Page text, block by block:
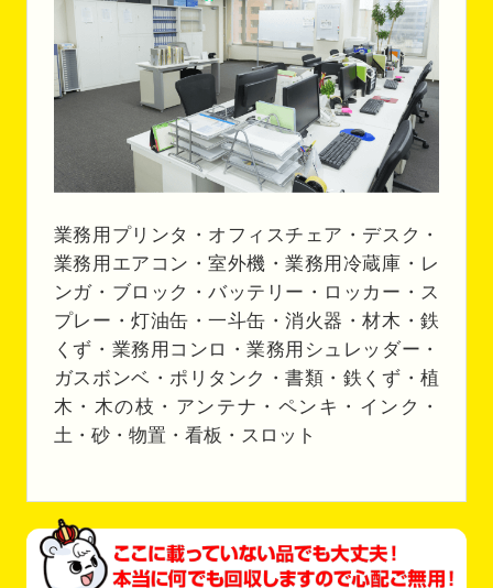
業務用プリンタ・オフィスチェア・デスク・
業務用エアコン・室外機・業務用冷蔵庫・レ
ンガ・ブロック・バッテリー・ロッカー・ス
プレー・灯油缶・一斗缶・消火器・材木・鉄
くず・業務用コンロ・業務用シュレッダー・
ガスボンベ・ポリタンク・書類・鉄くず・植
木・木の枝・アンテナ・ペンキ・インク・
土・砂・物置・看板・スロット